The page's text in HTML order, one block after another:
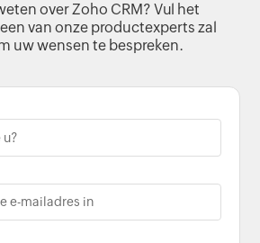
over Zoho CRM? Vul het
van onze productexperts zal
uw wensen te bespreken.